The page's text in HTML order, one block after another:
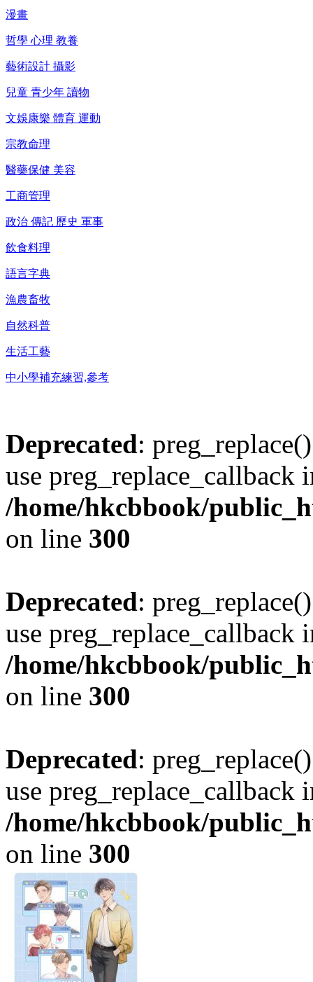
漫畫
哲學 心理 教養
藝術設計 攝影
兒童 青少年 讀物
文娛康樂 體育 運動
宗教命理
醫藥保健 美容
工商管理
政治 傳記 歷史 軍事
飲食料理
語言字典
漁農畜牧
自然科普
生活工藝
中小學補充練習,參考
Deprecated:
use preg_replace_callback
/home/hkcbbook/
on line 300
Deprecated:
use preg_replace_callback
/home/hkcbbook/
on line 300
Deprecated:
use preg_replace_callback
/home/hkcbbook/
on line 300